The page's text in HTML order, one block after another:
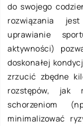
do swojego
rozwiązania
uprawianie
aktywności)
doskonałej
zrzucić zbędne
rozstępów, jak
schorzeniom
minimalizować